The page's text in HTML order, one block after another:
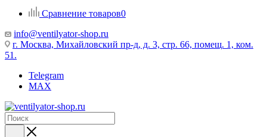
Сравнение товаров0
info@ventilyator-shop.ru
г. Москва, Михайловский пр-д, д. 3, cтр. 66, помещ. 1, ком.
51.
Telegram
MAX